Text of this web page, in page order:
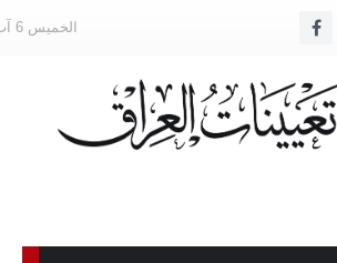
الخميس 6 آب 2026